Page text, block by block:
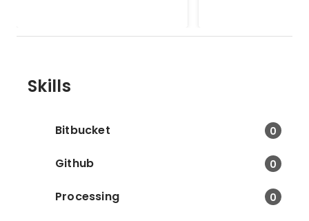
を学びました。今後
Skills
Bitbucket 0
Github 0
Processing 0